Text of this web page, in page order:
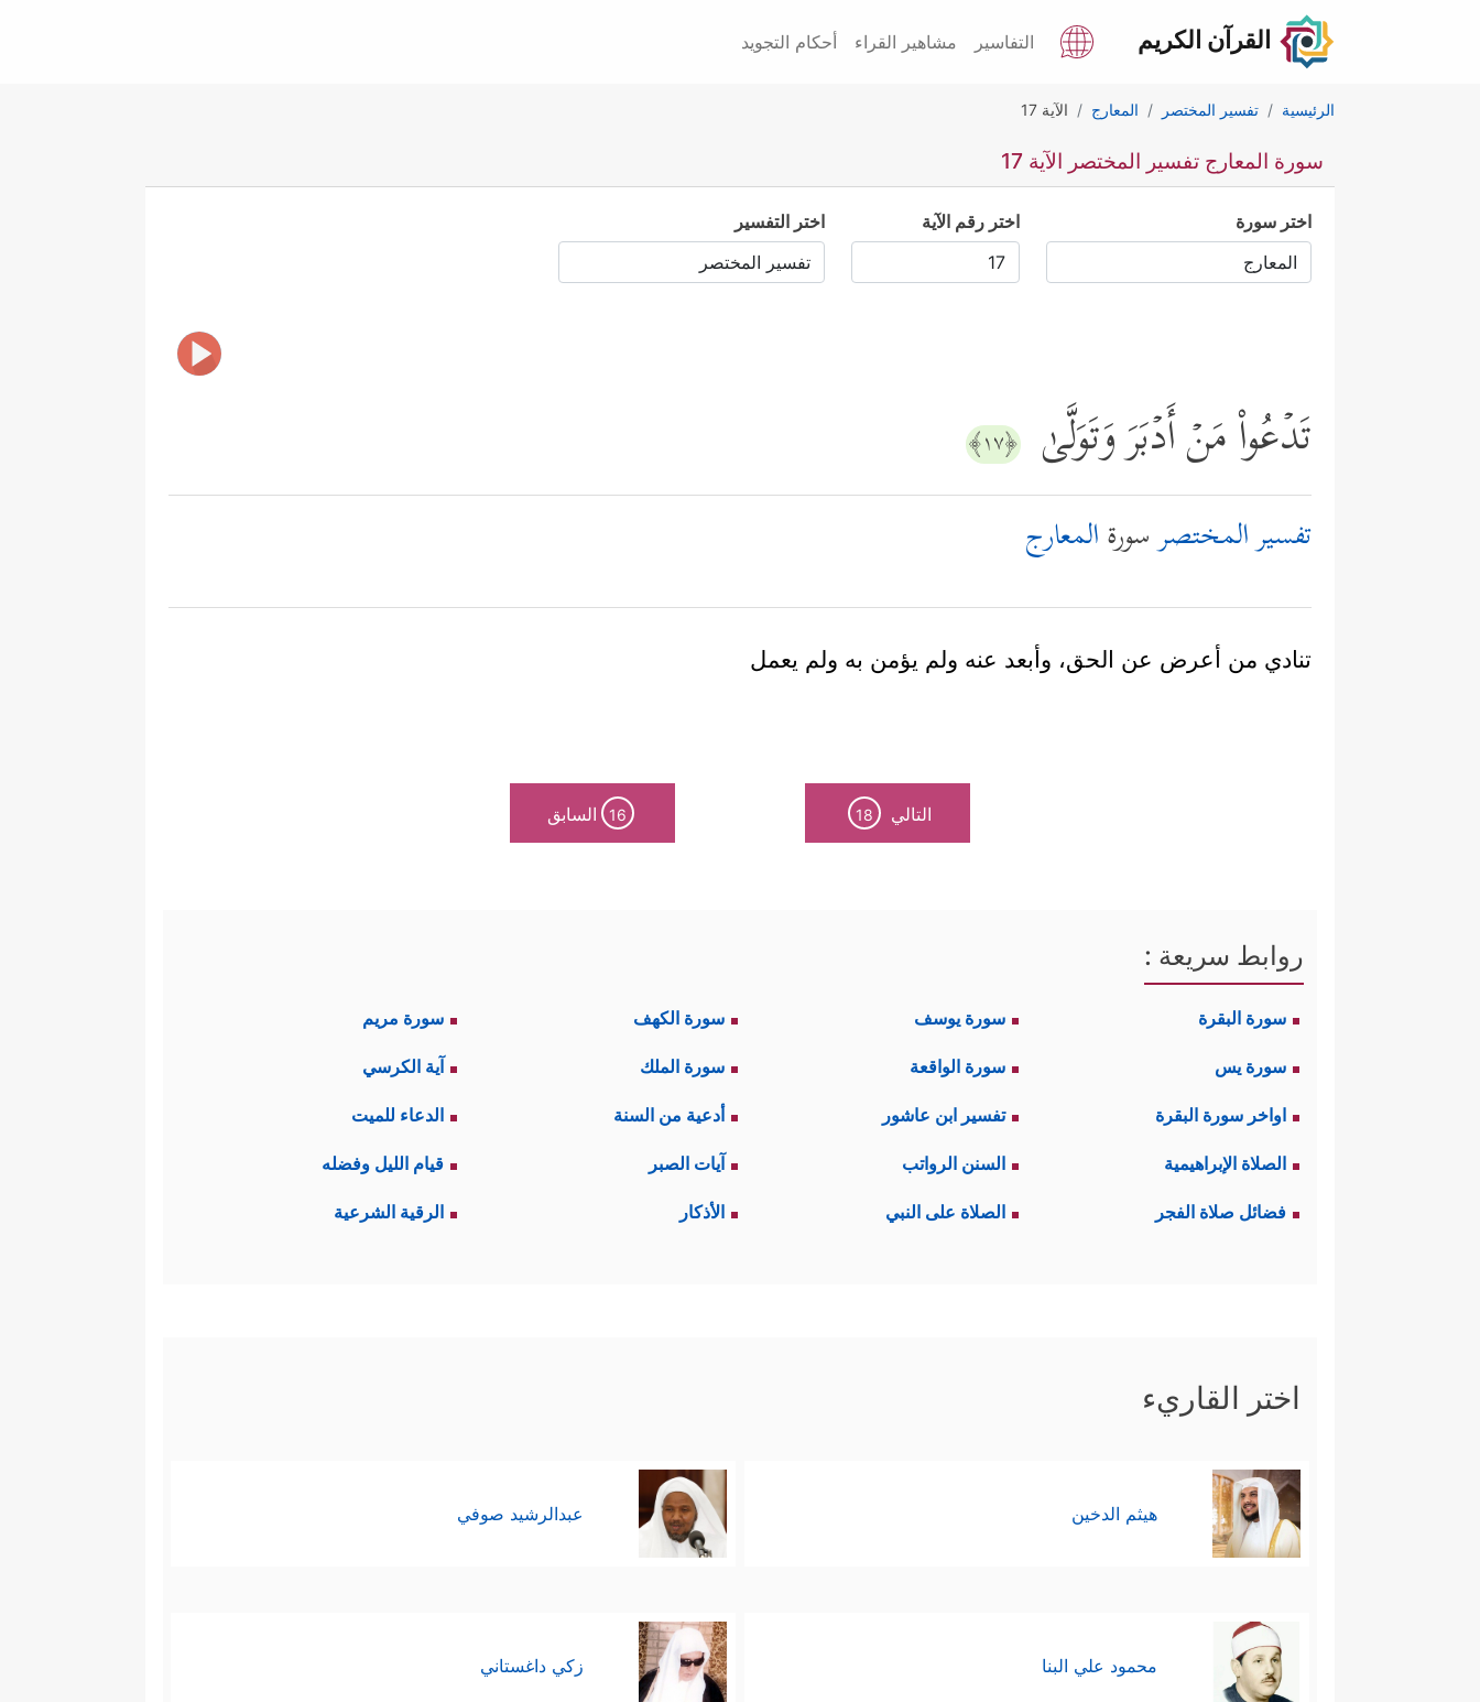
القرآن الكريم التفاسير مشاهير القراء أحكام التجويد
الرئيسية تفسير المختصر المعارج الآية 17
سورة المعارج تفسير المختصر الآية 17
اختر سورة اختر رقم الآية اختر التفسير
تَدۡعُواْ مَنۡ أَدۡبَرَ وَتَوَلَّىٰ ﴿١٧﴾
تفسير المختصرسورةالمعارج
تنادي من أعرض عن الحق، وأبعد عنه ولم يؤمن به ولم يعمل
التالي 18
16 السابق
روابط سريعة :
سورة البقرة سورة يوسف سورة الكهف سورة مريم
سورة يس سورة الواقعة سورة الملك آية الكرسي
اواخر سورة البقرة تفسير ابن عاشور أدعية من السنة الدعاء للميت
الصلاة الإبراهيمية السنن الرواتب آيات الصبر قيام الليل وفضله
فضائل صلاة الفجر الصلاة على النبي الأذكار الرقية الشرعية
اختر القاريء
هيثم الدخين عبدالرشيد صوفي
محمود علي البنا زكي داغستاني